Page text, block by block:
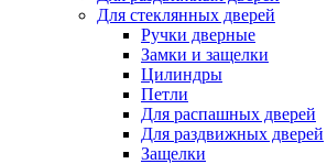
Для стеклянных дверей
Ручки дверные
Замки и защелки
Цилиндры
Петли
Для распашных дверей
Для раздвижных дверей
Защелки